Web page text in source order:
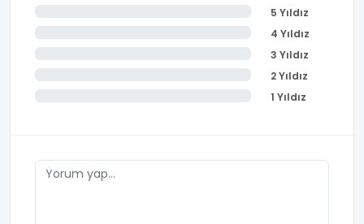
5 Yıldız
4 Yıldız
3 Yıldız
2 Yıldız
1 Yıldız